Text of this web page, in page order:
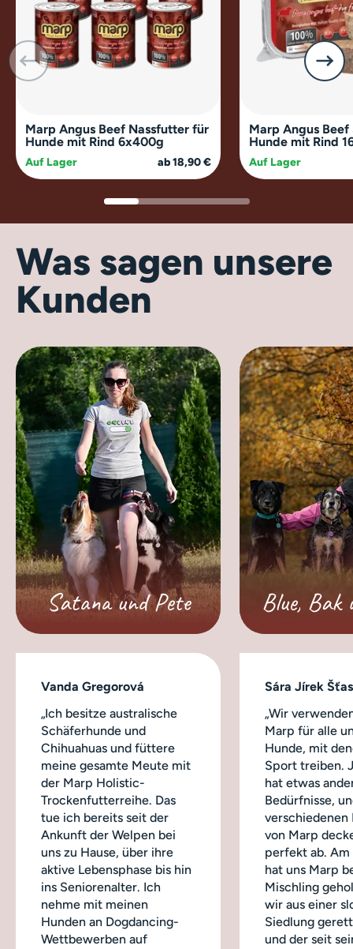
Marp Angus Beef Nassfutter für
Hunde mit Rind 6x400g
Auf Lager ab 18,90 €
Marp Angus
Hunde mit Rind
Auf Lager
Was sagen unsere
Kunden
Satana und Pete
Vanda Gregorová
„Ich besitze australische
Schäferhunde und
Chihuahuas und füttere
meine gesamte Meute mit
der Marp Holistic-
Trockenfutterreihe. Das
tue ich bereits seit der
Ankunft der Welpen bei
uns zu Hause, über ihre
aktive Lebensphase bis hin
ins Seniorenalter. Ich
nehme mit meinen
Hunden an Dogdancing-
Wettbewerben auf
Blue, Bak
Sára Jírek
„Wir
Marp für alle
Hunde, mit
Sport treiben.
hat etwas
Bedürfnisse,
verschiedenen
von Marp
perfekt ab.
hat uns Marp
Mischling
wir aus einer
Siedlung
und der seit